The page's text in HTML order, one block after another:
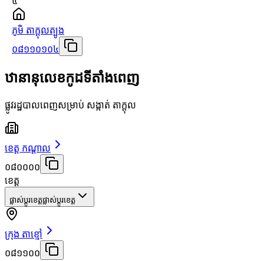
ភូមិ តាក្ដុលត្បូង
០៨១១០១០៤
ឋានានុលេខកូដទីតាំងពេញ
ផ្លូវរដ្ឋបាលពេញសម្រាប់ សង្កាត់ តាក្ដុល
ខេត្ត កណ្តាល
០៨០០០០
ខេត្ត
ផ្លាស់ប្តូរខេត្តផ្លាស់ប្តូរខេត្ត
ក្រុង តាខ្មៅ
០៨១១០០